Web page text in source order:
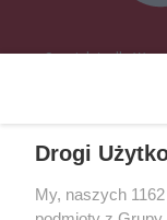
Specjalnie dla
Śrem,
Drogi
My, naszych